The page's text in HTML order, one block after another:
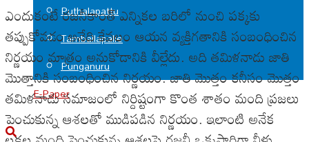
Puthalapattu
Tamballapalle
Punganuru
E-Paper
ఎందుకంటే రజనీకాంత్ ఎన్నికల బరిలో నుంచి పక్కకు
తప్పుకోవడం అనేది కేవలం ఆయన వ్యక్తిగతానికి సంబంధించిన
నిర్ణయం మాత్రం అనుకోడానికి వీల్లేదు. అది తమిళనాడు జాతి
మొత్తానికి సంబంధించిన నిర్ణయం. జాతి మొత్తం కనీసం మొత్తం
తమిళనాడు సమాజంలో నిర్దిష్టంగా కొంత శాతం మంది ప్రజలు
పెంచుకున్న ఆశలతో ముడిపడిన నిర్ణయం. ఇలాంటి అనేక